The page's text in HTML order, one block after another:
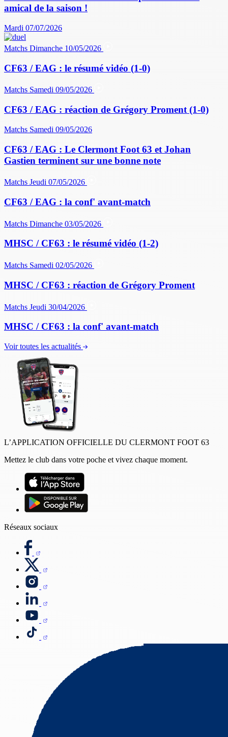
amical de la saison !
Mardi 07/07/2026
Matchs Dimanche 10/05/2026
CF63 / EAG : le résumé vidéo (1-0)
Matchs Samedi 09/05/2026
CF63 / EAG : réaction de Grégory Proment (1-0)
Matchs Samedi 09/05/2026
CF63 / EAG : Le Clermont Foot 63 et Johan
Gastien terminent sur une bonne note
Matchs Jeudi 07/05/2026
CF63 / EAG : la conf' avant-match
Matchs Dimanche 03/05/2026
MHSC / CF63 : le résumé vidéo (1-2)
Matchs Samedi 02/05/2026
MHSC / CF63 : réaction de Grégory Proment
Matchs Jeudi 30/04/2026
MHSC / CF63 : la conf' avant-match
Voir toutes les actualités
L’APPLICATION OFFICIELLE DU CLERMONT FOOT 63
Mettez le club dans votre poche et vivez chaque moment.
Réseaux sociaux